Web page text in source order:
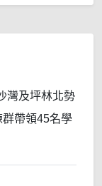
灣及坪林北勢
帶領45名學